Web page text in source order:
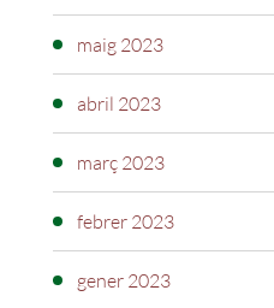
maig 2023
abril 2023
març 2023
febrer 2023
gener 2023